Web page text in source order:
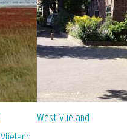
West Vlieland